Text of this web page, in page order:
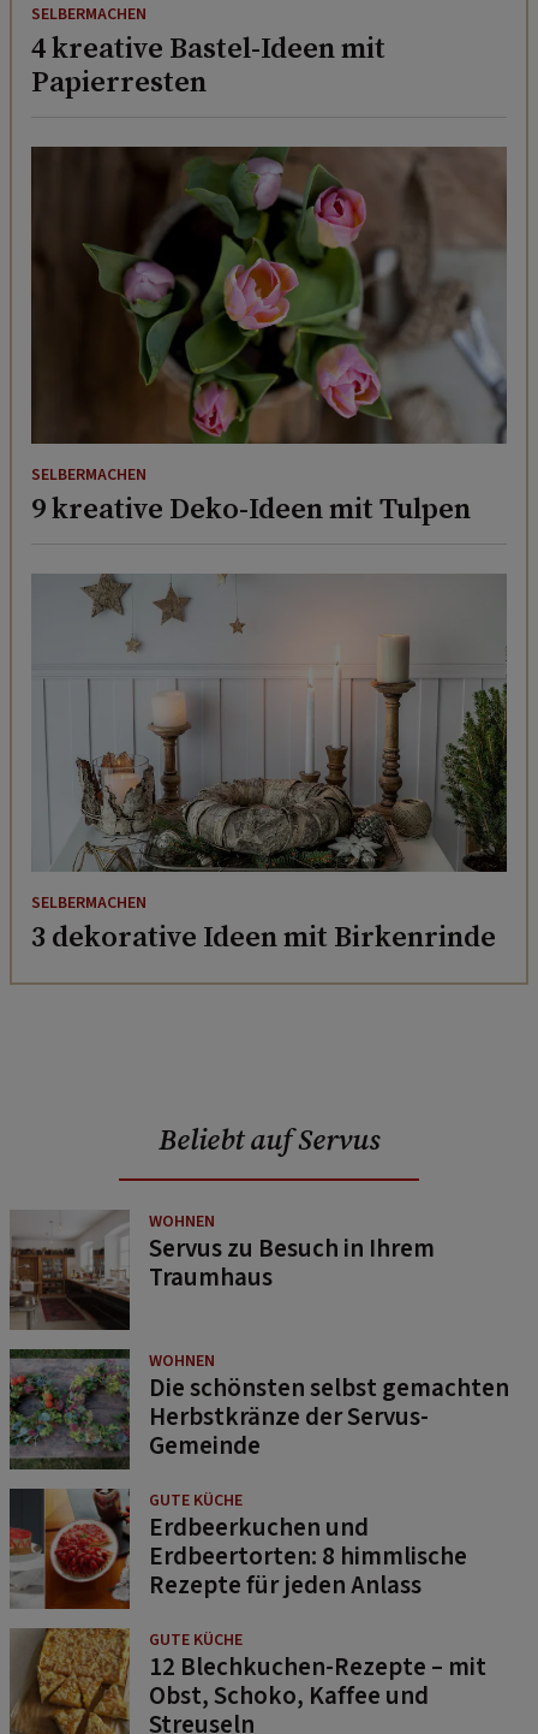
SELBERMACHEN
4 kreative Bastel-Ideen mit
Papierresten
SELBERMACHEN
9 kreative Deko-Ideen mit Tulpen
SELBERMACHEN
3 dekorative Ideen mit Birkenrinde
Beliebt auf Servus
WOHNEN
Servus zu Besuch in Ihrem
Traumhaus
WOHNEN
Die schönsten selbst gemachten
Herbstkränze der Servus-
Gemeinde
GUTE KÜCHE
Erdbeerkuchen und
Erdbeertorten: 8 himmlische
Rezepte für jeden Anlass
GUTE KÜCHE
12 Blechkuchen-Rezepte – mit
Obst, Schoko, Kaffee und
Streuseln